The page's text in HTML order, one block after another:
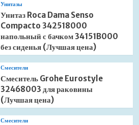
Унитазы
Унитаз Roca Dama Senso
Compacto 342518000
напольный с бачком 34151B000
без сиденья (Лучшая цена)
Смесители
Смеситель Grohe Eurostyle
32468003 для раковины
(Лучшая цена)
Смесители